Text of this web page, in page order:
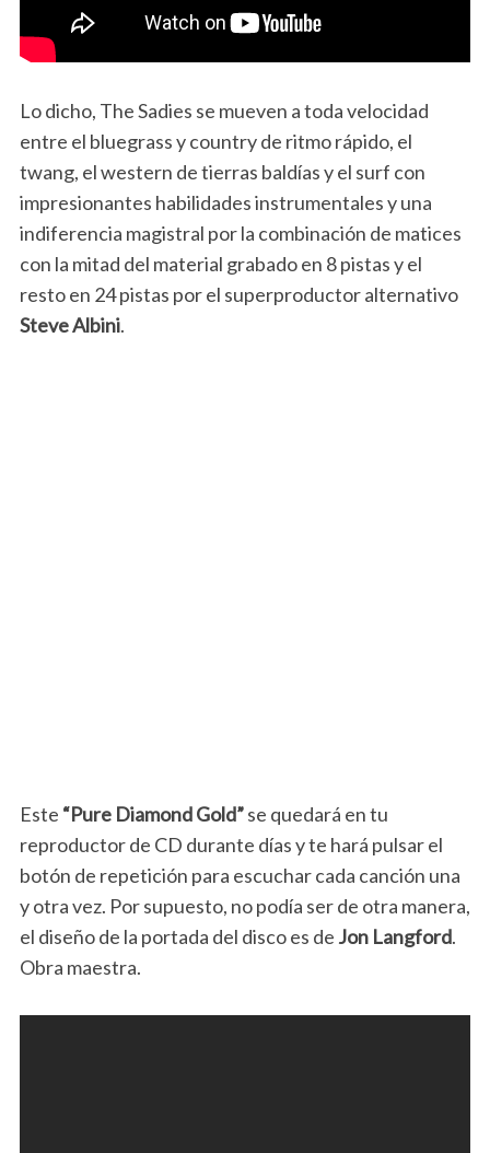
Lo dicho, The Sadies se mueven a toda velocidad
entre el bluegrass y country de ritmo rápido, el
twang, el western de tierras baldías y el surf con
impresionantes habilidades instrumentales y una
indiferencia magistral por la combinación de matices
con la mitad del material grabado en 8 pistas y el
resto en 24 pistas por el superproductor alternativo
Steve Albini.
Este “Pure Diamond Gold”se quedará en tu
reproductor de CD durante días y te hará pulsar el
botón de repetición para escuchar cada canción una
y otra vez. Por supuesto, no podía ser de otra manera,
el diseño de la portada del disco es de Jon Langford.
Obra maestra.